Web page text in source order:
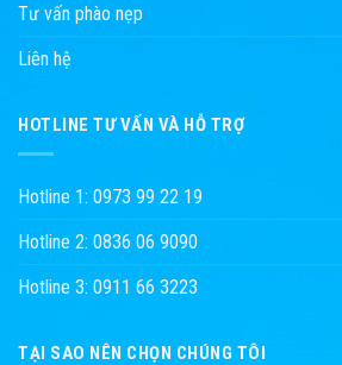
Tư vấn phào nẹp
Liên hệ
HOTLINE TƯ VẤN VÀ HỖ TRỢ
Hotline 1: 0973 99 22 19
Hotline 2: 0836 06 9090
Hotline 3: 0911 66 3223
TẠI SAO NÊN CHỌN CHÚNG TÔI